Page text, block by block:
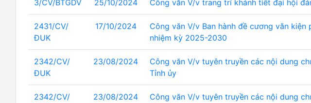
3/CV/BTGDV 25/10/2024 Công văn V/v trang trí khánh tiết đại hội
2431/CV/
ĐUK
17/10/2024
Công văn V/v Ban hành đề cương văn
nhiệm kỳ 2025-2030
2342/CV/
ĐUK
23/08/2024
Công văn V/v tuyên truyền các nội dung
Tỉnh ủy
2342/CV/
23/08/2024
Công văn V/v tuyên truyền các nội dung